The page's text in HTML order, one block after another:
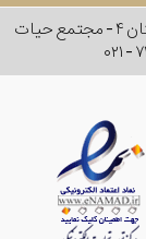
آدرس: تهران - خ پاسداران - رو به روی اقدسیه - تنگستان ۴ - مجتمع حیات
۱۰